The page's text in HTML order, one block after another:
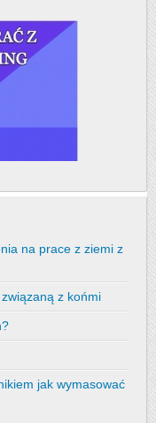
na prace z ziemi z
z końmi
jak wymasować